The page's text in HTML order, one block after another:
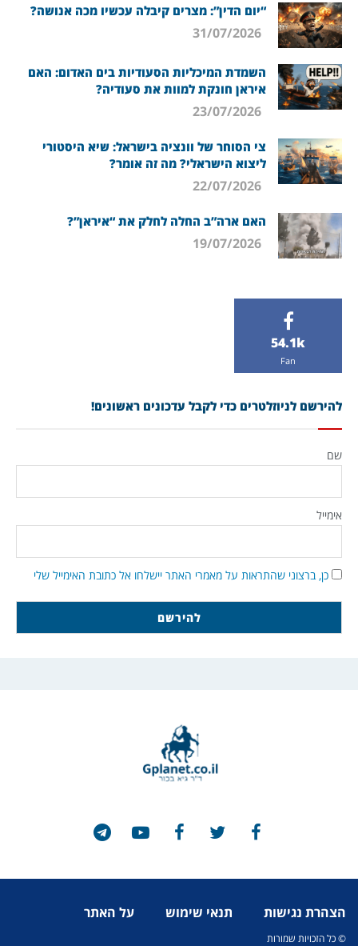
“יום הדין”: מצרים קיבלה עכשיו מכה אנושה?
השמדת המיכליות הסעודיות בים האדום: האם
איראן חונקת למוות את סעודיה?
צי הסוחר של וונציה בישראל: שיא היסטורי
ליצוא הישראלי? מה זה אומר?
האם ארה”ב החלה לחלק את “איראן”?
54.1k
Fan
להירשם לניוזלטרים כדי לקבל עדכונים ראשונים!
שם
אימייל
כן, ברצוני שהתראות על מאמרי האתר יישלחו אל כתובת האימייל שלי
הצהרת נגישות תנאי שימוש על האתר
© כל הזכויות שמורות